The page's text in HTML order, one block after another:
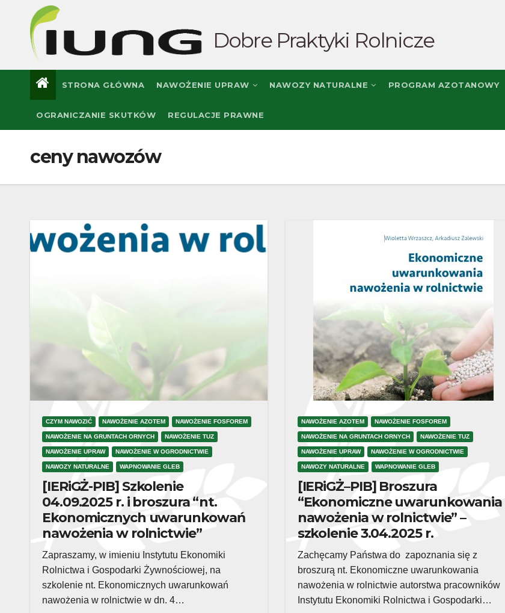
Dobre Praktyki Rolnicze
STRONA GŁÓWNA NAWOŻENIE UPRAW NAWOZY NATURALNE PROGRAM AZOTANOWY
OGRANICZANIE SKUTKÓW REGULACJE PRAWNE
ceny nawozów
CZYM NAWOZIĆ NAWOŻENIE AZOTEM NAWOŻENIE FOSFOREM
NAWOŻENIE NA GRUNTACH ORNYCH NAWOŻENIE TUZ
NAWOŻENIE UPRAW NAWOŻENIE W OGRODNICTWIE
NAWOZY NATURALNE WAPNOWANIE GLEB
[IERiGŻ-PIB] Szkolenie
04.09.2025 r. i broszura “nt.
Ekonomicznych uwarunkowań
nawożenia w rolnictwie”
Zapraszamy, w imieniu Instytutu Ekonomiki
Rolnictwa i Gospodarki Żywnościowej, na
szkolenie nt. Ekonomicznych uwarunkowań
nawożenia w rolnictwie w dn. 4…
NAWOŻENIE AZOTEM NAWOŻENIE FOSFOREM
NAWOŻENIE NA GRUNTACH ORNYCH NAWOŻENIE TUZ
NAWOŻENIE UPRAW NAWOŻENIE W OGRODNICTWIE
NAWOZY NATURALNE WAPNOWANIE GLEB
[IERiGŻ–PIB] Broszura
“Ekonomiczne uwarunkowania
nawożenia w rolnictwie” –
szkolenie 3.04.2025 r.
Zachęcamy Państwa do zapoznania się z
broszurą nt. Ekonomiczne uwarunkowania
nawożenia w rolnictwie autorstwa pracowników
Instytutu Ekonomiki Rolnictwa i Gospodarki…